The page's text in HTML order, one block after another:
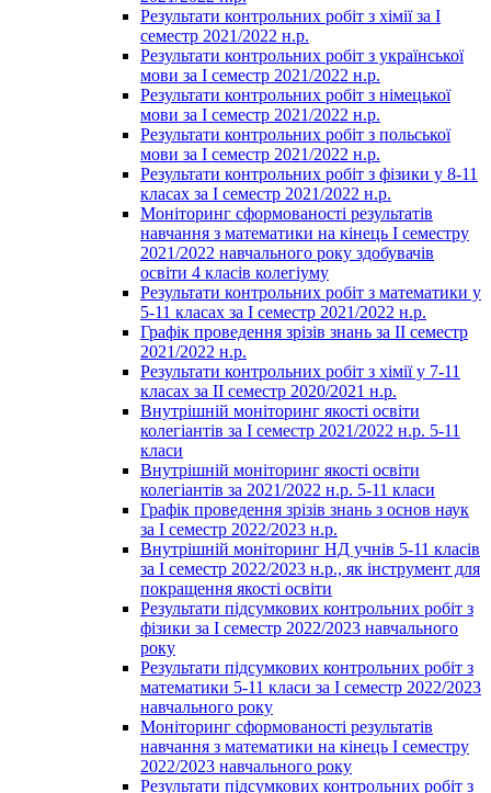
Результати контрольних робіт з хімії за І
семестр 2021/2022 н.р.
Результати контрольних робіт з української
мови за І семестр 2021/2022 н.р.
Результати контрольних робіт з німецької
мови за І семестр 2021/2022 н.р.
Результати контрольних робіт з польської
мови за І семестр 2021/2022 н.р.
Результати контрольних робіт з фізики у 8-11
класах за І семестр 2021/2022 н.р.
Моніторинг сформованості результатів
навчання з математики на кінець І семестру
2021/2022 навчального року здобувачів
освіти 4 класів колегіуму
Результати контрольних робіт з математики у
5-11 класах за І семестр 2021/2022 н.р.
Графік проведення зрізів знань за ІІ семестр
2021/2022 н.р.
Результати контрольних робіт з хімії у 7-11
класах за ІІ семестр 2020/2021 н.р.
Внутрішній моніторинг якості освіти
колегіантів за І семестр 2021/2022 н.р. 5-11
класи
Внутрішній моніторинг якості освіти
колегіантів за 2021/2022 н.р. 5-11 класи
Графік проведення зрізів знань з основ наук
за І семестр 2022/2023 н.р.
Внутрішній моніторинг НД учнів 5-11 класів
за І семестр 2022/2023 н.р., як інструмент для
покращення якості освіти
Результати підсумкових контрольних робіт з
фізики за І семестр 2022/2023 навчального
року
Результати підсумкових контрольних робіт з
математики 5-11 класи за І семестр 2022/2023
навчального року
Моніторинг сформованості результатів
навчання з математики на кінець І семестру
2022/2023 навчального року
Результати підсумкових контрольних робіт з